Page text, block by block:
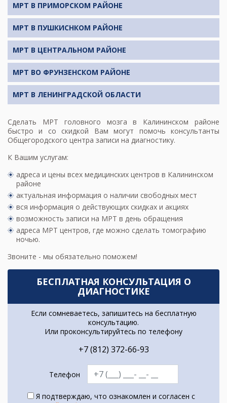
МРТ В ПРИМОРСКОМ РАЙОНЕ
МРТ В ПУШКИСНКОМ РАЙОНЕ
МРТ В ЦЕНТРАЛЬНОМ РАЙОНЕ
МРТ ВО ФРУНЗЕНСКОМ РАЙОНЕ
МРТ В ЛЕНИНГРАДСКОЙ ОБЛАСТИ
Сделать МРТ головного мозга в Калининском районе
быстро и со скидкой Вам могут помочь консультанты
Общегородского центра записи на диагностику.
К Вашим услугам:
адреса и цены всех медицинских центров в Калининском
районе
актуальная информация о наличии свободных мест
вся информация о действующих скидках и акциях
возможность записи на МРТ в день обращения
адреса МРТ центров, где можно сделать томографию
ночью.
Звоните - мы обязательно поможем!
БЕСПЛАТНАЯ КОНСУЛЬТАЦИЯ О
ДИАГНОСТИКЕ
Если сомневаетесь, запишитесь на бесплатную
консультацию.
Или проконсультируйтесь по телефону
+7 (812) 372-66-93
Телефон
Я подтверждаю, что ознакомлен и согласен с